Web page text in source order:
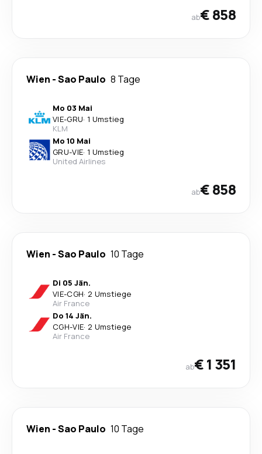
ab€ 858
Wien -Sao Paulo 8 Tage
Mo 03 Mai
VIE-GRU· 1 Umstieg
KLM
Mo 10 Mai
GRU-VIE· 1 Umstieg
United Airlines
ab€ 858
Wien -Sao Paulo 10 Tage
Di 05 Jän.
VIE-CGH· 2 Umstiege
Air France
Do 14 Jän.
CGH-VIE· 2 Umstiege
Air France
ab€ 1 351
Wien -Sao Paulo 10 Tage